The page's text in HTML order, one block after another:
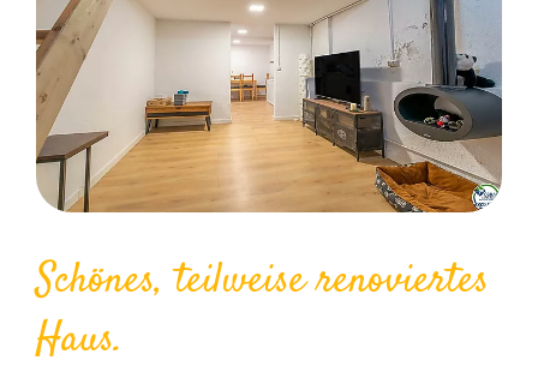
Schönes, teilweise renoviertes
Haus.